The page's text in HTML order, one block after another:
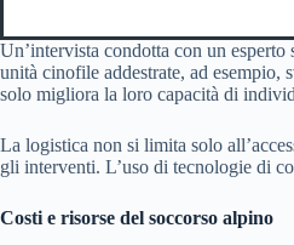
Un’intervista condotta con un
unità cinofile addestrate, ad esempio,
solo migliora la loro capacità di
La logistica non si limita solo
gli interventi. L’uso di tecnologie di
Costi e risorse del soccorso alpino